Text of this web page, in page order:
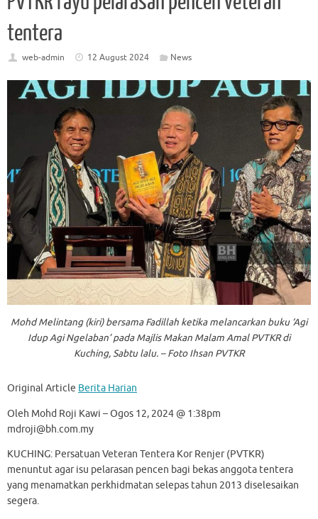
tentera
web-admin 12 August 2024 News
Mohd Melintang (kiri) bersama Fadillah ketika melancarkan buku ‘Agi
Idup Agi Ngelaban’ pada Majlis Makan Malam Amal PVTKR di
Kuching, Sabtu lalu. – Foto Ihsan PVTKR
Original Article Berita Harian
Oleh Mohd Roji Kawi – Ogos 12, 2024 @ 1:38pm
mdroji@bh.com.my
KUCHING: Persatuan Veteran Tentera Kor Renjer (PVTKR)
menuntut agar isu pelarasan pencen bagi bekas anggota tentera
yang menamatkan perkhidmatan selepas tahun 2013 diselesaikan
segera.